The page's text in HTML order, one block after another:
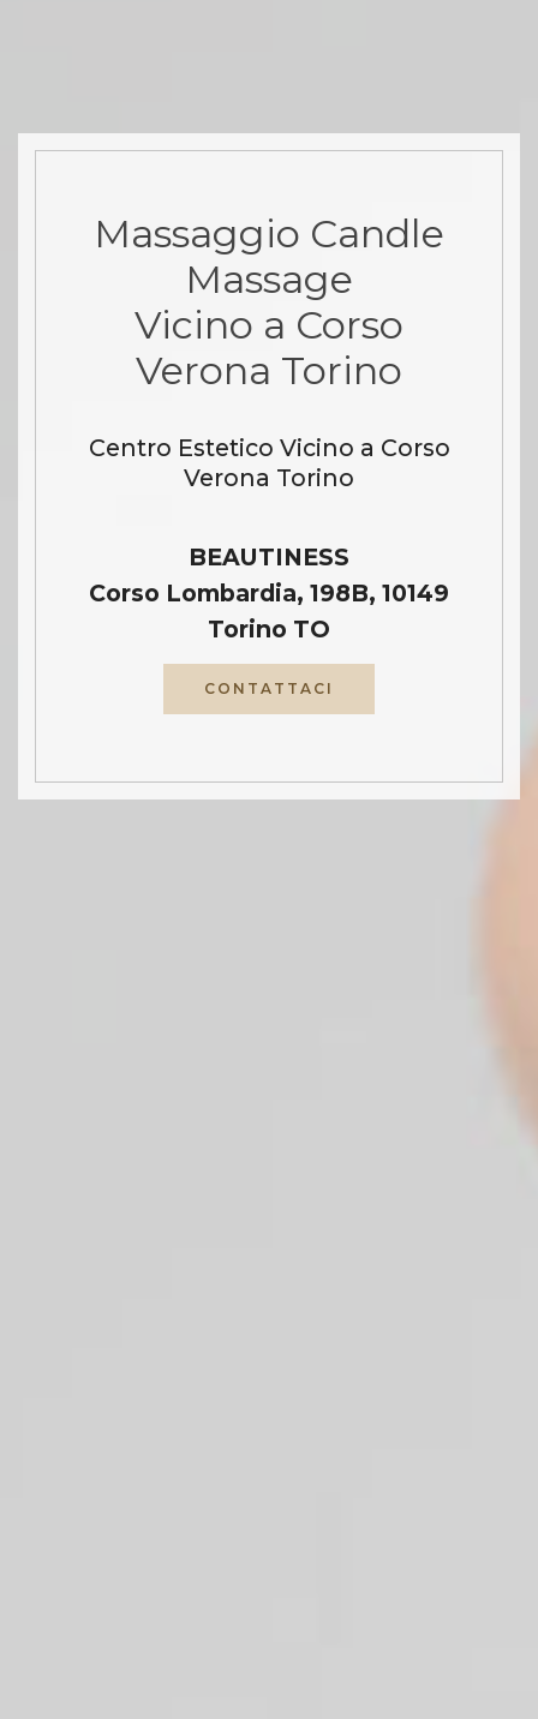
Massaggio Candle
Massage
Vicino a Corso
Verona Torino
Centro Estetico Vicino a Corso
Verona Torino
BEAUTINESS
Corso Lombardia, 198B, 10149
Torino TO
CONTATTACI